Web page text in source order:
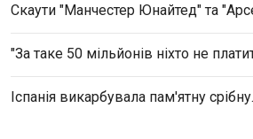
Скаути "Манчестер Юнайтед" та
"За таке 50 мільйонів ніхто не
Іспанія викарбувала пам'ятну